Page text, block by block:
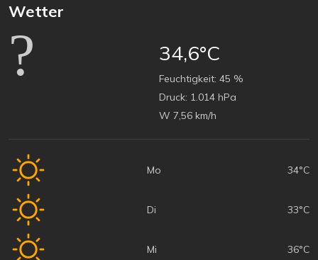
Wetter
34,6°C
Feuchtigkeit: 45 %
Druck: 1.014 hPa
W 7,56 km/h
Mo 34°C
Di 33°C
Mi 36°C